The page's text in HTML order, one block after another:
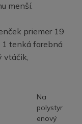
menší.
priemer 19
1 tenká farebná
vtáčik,
Na
polystyr
enový